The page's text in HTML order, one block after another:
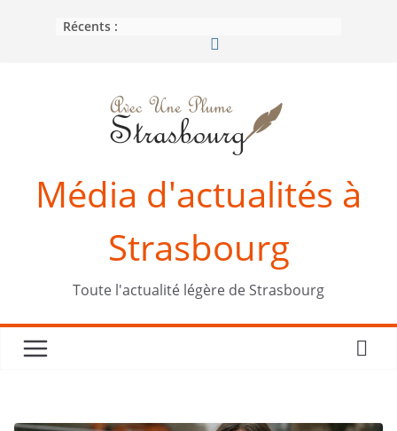
Récents :
Média d'actualités à
Strasbourg
Toute l'actualité légère de Strasbourg